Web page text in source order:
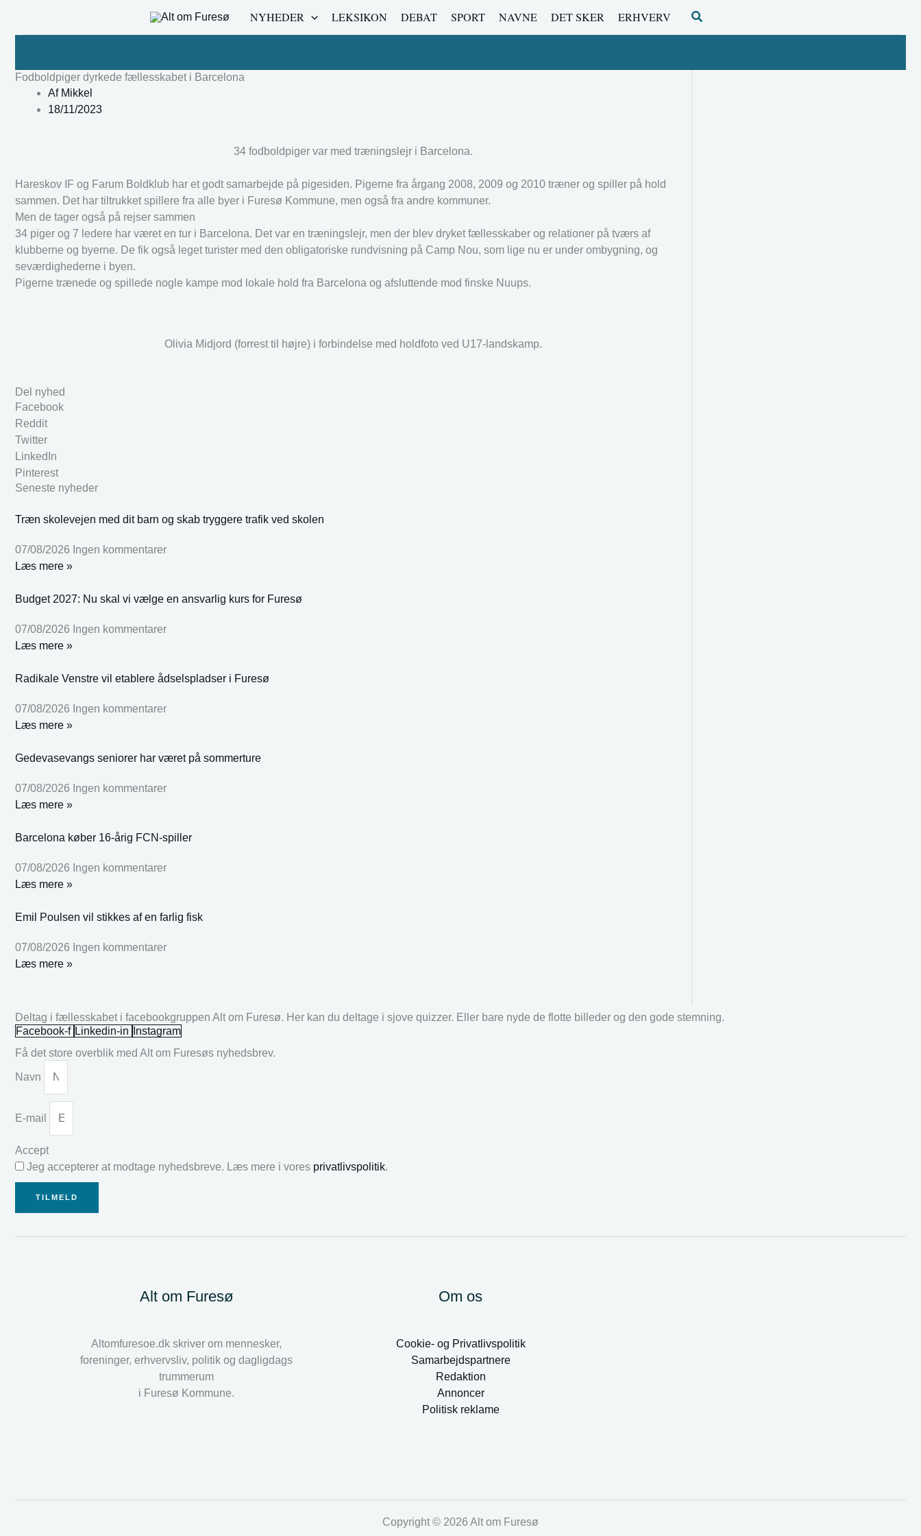
NYHEDER LEKSIKON DEBAT SPORT NAVNE DET SKER ERHVERV Søg
Fodboldpiger dyrkede fællesskabet i Barcelona
AfMikkel
18/11/2023
34 fodboldpiger var med træningslejr i Barcelona.
Hareskov IF og Farum Boldklub har et godt samarbejde på pigesiden. Pigerne fra årgang 2008, 2009 og 2010 træner og spiller på hold
sammen. Det har tiltrukket spillere fra alle byer i Furesø Kommune, men også fra andre kommuner.
Men de tager også på rejser sammen
34 piger og 7 ledere har været en tur i Barcelona. Det var en træningslejr, men der blev dryket fællesskaber og relationer på tværs af
klubberne og byerne. De fik også leget turister med den obligatoriske rundvisning på Camp Nou, som lige nu er under ombygning, og
seværdighederne i byen.
Pigerne trænede og spillede nogle kampe mod lokale hold fra Barcelona og afsluttende mod finske Nuups.
Olivia Midjord (forrest til højre) i forbindelse med holdfoto ved U17-landskamp.
Del nyhed
Facebook
Reddit
Twitter
LinkedIn
Pinterest
Seneste nyheder
Træn skolevejen med dit barn og skab tryggere trafik ved skolen
07/08/2026 Ingen kommentarer
Læs mere »
Budget 2027: Nu skal vi vælge en ansvarlig kurs for Furesø
07/08/2026 Ingen kommentarer
Læs mere »
Radikale Venstre vil etablere ådselspladser i Furesø
07/08/2026 Ingen kommentarer
Læs mere »
Gedevasevangs seniorer har været på sommerture
07/08/2026 Ingen kommentarer
Læs mere »
Barcelona køber 16-årig FCN-spiller
07/08/2026 Ingen kommentarer
Læs mere »
Emil Poulsen vil stikkes af en farlig fisk
07/08/2026 Ingen kommentarer
Læs mere »
Deltag i fællesskabet i facebookgruppen Alt om Furesø. Her kan du deltage i sjove quizzer. Eller bare nyde de flotte billeder og den gode stemning.
Facebook-f Linkedin-in
Instagram
Få det store overblik med Alt om Furesøs nyhedsbrev.
Navn
E-mail
Accept
Jeg accepterer at modtage nyhedsbreve. Læs mere i vores privatlivspolitik.
TILMELD
Alt om Furesø
Altomfuresoe.dk skriver om mennesker,
foreninger, erhvervsliv, politik og dagligdags
trummerum
i Furesø Kommune.
Om os
Cookie- og Privatlivspolitik
Samarbejdspartnere
Redaktion
Annoncer
Politisk reklame
Copyright © 2026 Alt om Furesø